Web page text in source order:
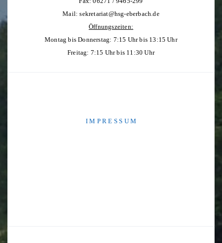
Mail:sekretariat@hsg-eberbach.de
Öffnungszeiten:
Montag bis Donnerstag: 7:15 Uhr bis 13:15 Uhr
Freitag: 7:15 Uhr bis 11:30 Uhr
I M P R E S S U M